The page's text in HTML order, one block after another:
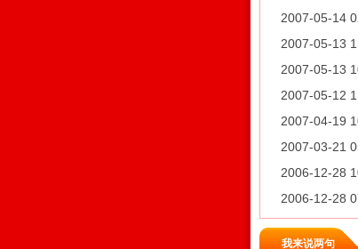
2007-05-14
2007-05-13
2007-05-13
2007-05-12
2007-04-19
2007-03-21
2006-12-28
2006-12-28
我来说两句